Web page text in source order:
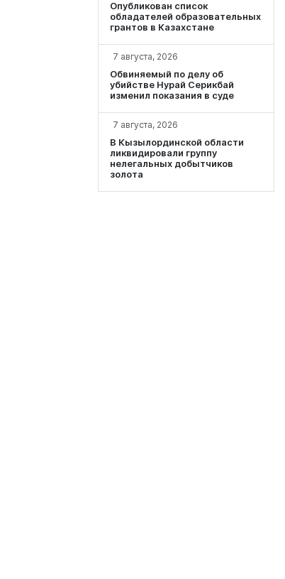
Опубликован список
обладателей образовательных
грантов в Казахстане
7 августа, 2026
Обвиняемый по делу об
убийстве Нурай Серикбай
изменил показания в суде
7 августа, 2026
В Кызылординской области
ликвидировали группу
нелегальных добытчиков
золота